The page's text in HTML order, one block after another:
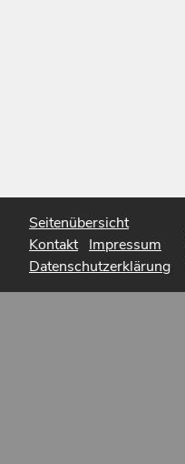
Seitenübersicht
Kontakt Impressum
Datenschutzerklärung